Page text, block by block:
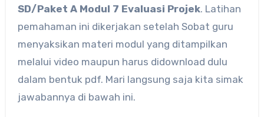
SD/Paket A Modul 7 Evaluasi Projek. Latihan
pemahaman ini dikerjakan setelah Sobat guru
menyaksikan materi modul yang ditampilkan
melalui video maupun harus didownload dulu
dalam bentuk pdf. Mari langsung saja kita simak
jawabannya di bawah ini.